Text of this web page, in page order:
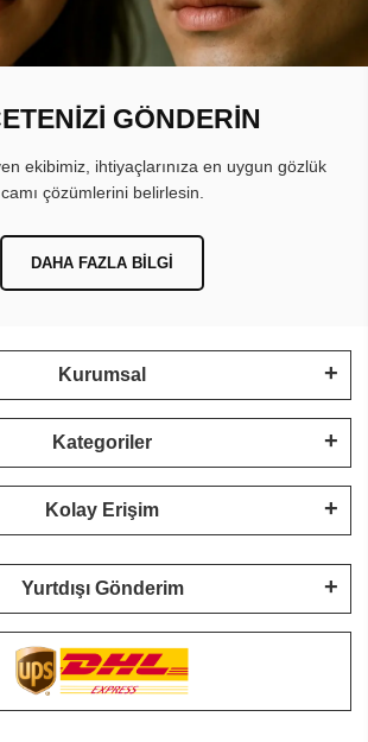
GÖNDERİN
ekibimiz, ihtiyaçlarınıza en uygun gözlük
camı çözümlerini belirlesin.
DAHA FAZLA BILGI
Kurumsal
Kategoriler
Kolay Erişim
Yurtdışı Gönderim